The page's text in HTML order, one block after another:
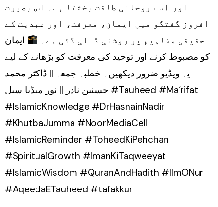
اور اسے روحانی طاقت بخشتا ہے۔ اس بصیرت
افروز گفتگو میں ایمان، معرفت، اور عبدیت کے
حقیقی مفاہیم پر روشنی ڈالی گئی ہے۔
ایمان
کو مضبوط کرنے اور توحید کی معرفت کو بڑھانے کے لیے
یہ ویڈیو ضرور دیکھیں۔ خطبہ جمعہ || ڈاکٹر محمد
حسنین نادر || نور میڈیا سیل #Tauheed #Ma‘rifat
#IslamicKnowledge #DrHasnainNadir
#KhutbaJumma #NoorMediaCell
#IslamicReminder #ToheedKiPehchan
#SpiritualGrowth #ImanKiTaqweeyat
#IslamicWisdom #QuranAndHadith #IlmONur
#AqeedaETauheed #tafakkur